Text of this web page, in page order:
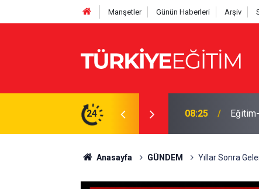
Manşetler Günün Haberleri Arşiv
24
İkinci il dışı tayin dönemi olsun 08:23 MEB
Anasayfa GÜNDEM Yıllar Sonra